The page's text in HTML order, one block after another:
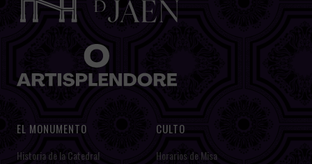
EL MONUMENTO
Historia de la Catedral
CULTO
Horarios de Misa